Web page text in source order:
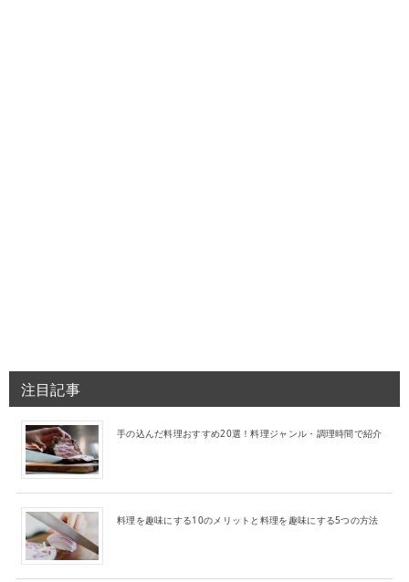
注目記事
手の込んだ料理おすすめ20選！料理ジャンル・調理時間で紹介
料理を趣味にする10のメリットと料理を趣味にする5つの方法